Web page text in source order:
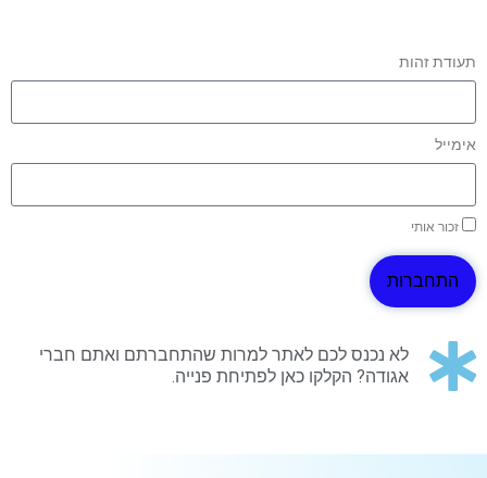
תעודת זהות
אימייל
זכור אותי
התחברות
לא נכנס לכם לאתר למרות שהתחברתם ואתם חברי
אגודה? הקלקו כאן לפתיחת פנייה.